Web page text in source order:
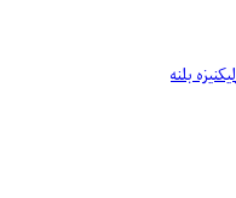
لیکنیزه بلنه